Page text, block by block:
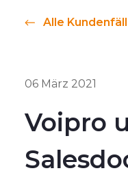
Alle
06 März 2021
Voipro